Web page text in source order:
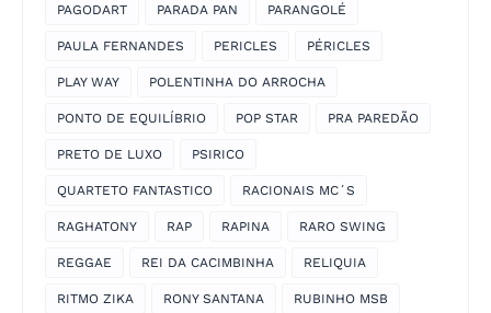
PAGODART PARADA PAN PARANGOLÉ
PAULA FERNANDES PERICLES PÉRICLES
PLAY WAY POLENTINHA DO ARROCHA
PONTO DE EQUILÍBRIO POP STAR PRA PAREDÃO
PRETO DE LUXO PSIRICO
QUARTETO FANTASTICO RACIONAIS MC´S
RAGHATONY RAP RAPINA RARO SWING
REGGAE REI DA CACIMBINHA RELIQUIA
RITMO ZIKA RONY SANTANA RUBINHO MSB